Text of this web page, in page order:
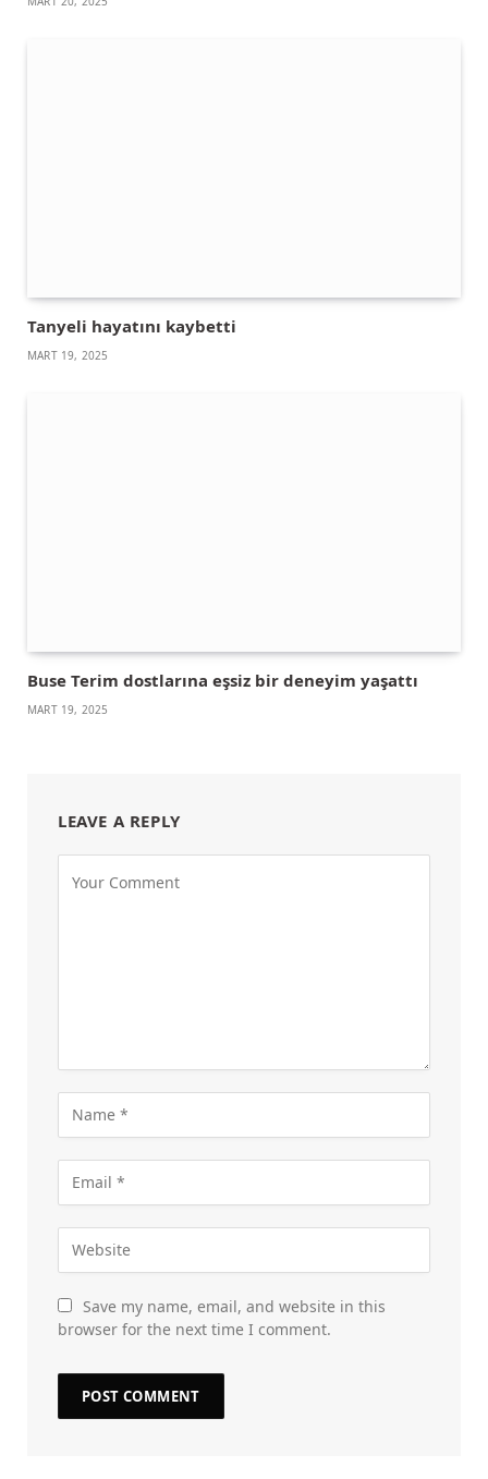
Tanyeli hayatını kaybetti
MART 19, 2025
Buse Terim dostlarına eşsiz bir deneyim yaşattı
MART 19, 2025
LEAVE A REPLY
Save my name, email, and website in this
browser for the next time I comment.